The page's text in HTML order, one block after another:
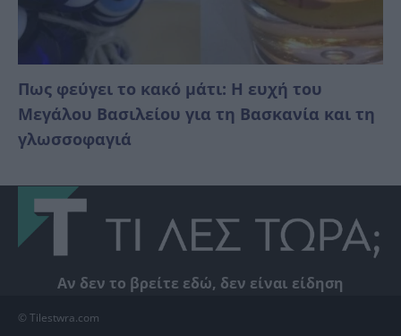
Πως φεύγει το κακό μάτι: Η ευχή του
Μεγάλου Βασιλείου για τη Βασκανία και τη
γλωσσοφαγιά
Αν δεν το βρείτε εδώ, δεν είναι είδηση
© Tilestwra.com